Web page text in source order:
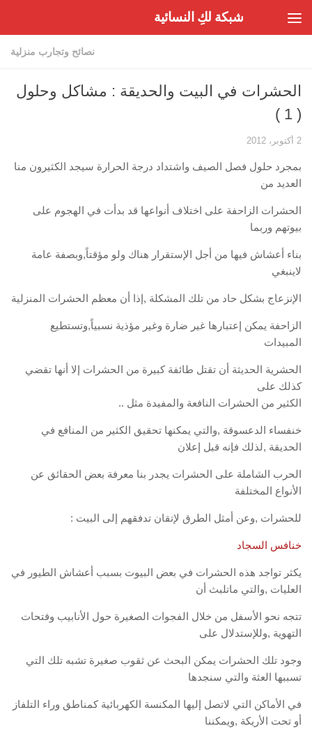
شبكة لكِ النسائية
نصائح وتجارب منزلية
الحشرات في البيت والحديقة : مشاكل وحلول
( 1 )
2 أكتوبر، 2012
بمجرد حلول فصل الصيف واشتداد درجة الحرارة سيجد الكثيرون منا
العديد من
الحشرات الزاحفة على اختلاف أنواعها قد بدأت في الهجوم على
بيوتهم وربما
بناء أعشاش فيها من أجل الإستقرار هناك ولو مؤقتاً,وبصفة عامة
لاينبغي
الإنزعاج بشكل حاد من تلك المشكلة ,إذا أن معظم الحشرات المنزلية
الزاحفة يمكن إعتبارها غير ضارة وغير مؤذية نسبياً,وتستطيع
المبيدات
الحشرية الحديثة أن تقتل طائفة كبيرة من الحشرات إلا أنها تقضي
كذلك على
الكثير من الحشرات النافعة والمفيدة مثل ..
خنفساء الدعسوقة ,والتي يمكنها تحقيق الكثير من المنافع في
الحديقة ,لذلك فإنه قبل إعلان
الحرب الشاملة على الحشرات يجدر بنا معرفة بعض الحقائق عن
الأنواع المختلفة
للحشرات ,وعن أمثل الطرق لإتقان تدفقهم إلى البيت :
خنافس السجاد
يكثر تواجد هذه الحشرات في بعض البيوت بسبب أعشاش الطيور في
العليات ,والتي ماتلبث أن
تتجه نحو الأسفل من خلال الفجوات الصغيرة حول الأنابيب وفتحات
التهوية ,وللإستدلال على
وجود تلك الحشرات يمكن البحث عن ثقوب صغيرة تشبه تلك التي
تسببها العثة والتي سنجدها
في الأماكن التي لاتصل إليها المكنسة الكهربائية كمناطق وراء التلفاز
أو تحت الأريكة ,ويمكننا